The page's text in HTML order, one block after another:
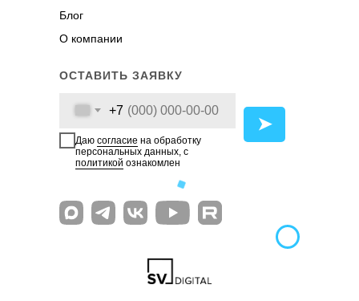
+7
Даю согласие на обработку
персональных данных, с
политикой ознакомлен
ОСТАВИТЬ ЗАЯВКУ
➤
Блог
О компании